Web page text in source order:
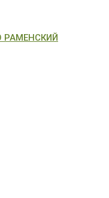
РАМЕНСКИЙ